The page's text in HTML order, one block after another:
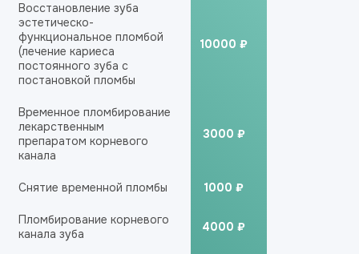
Восстановление зуба
эстетическо-
функциональное пломбой
(лечение кариеса
постоянного зуба с
постановкой пломбы
10000 ₽
Временное пломбирование
лекарственным
препаратом корневого
канала
3000 ₽
Снятие временной пломбы 1000 ₽
Пломбирование корневого
канала зуба
4000 ₽